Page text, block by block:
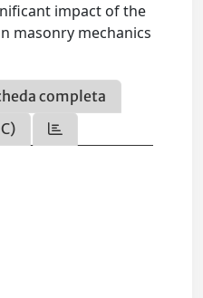
impact of the
masonry mechanics
completa